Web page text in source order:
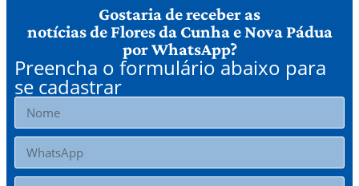
Gostaria de receber as
notícias de Flores da Cunha e Nova Pádua
por WhatsApp?
Preencha o formulário abaixo para
se cadastrar